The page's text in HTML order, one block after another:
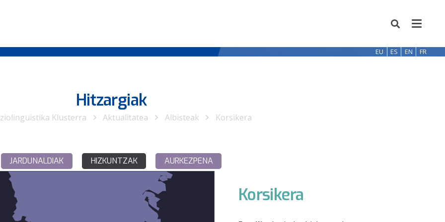
EU ES EN FR
Hitzargiak
Klusterra Aktualitatea Albisteak Korsikera
JARDUNALDIAK HIZKUNTZAK AURKEZPENA
Korsikera